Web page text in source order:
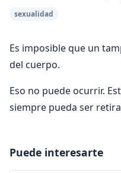
sexualidad
Es imposible que un
del cuerpo.
Eso no puede ocurrir.
siempre pueda ser
Puede interesarte